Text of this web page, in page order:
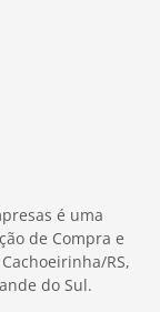
é uma
de Compra e
RS,
do Sul.